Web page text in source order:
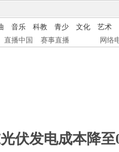
音乐 科教 青少 文化
艺术
直播中国 赛事直播 网络
伏发电成本降至